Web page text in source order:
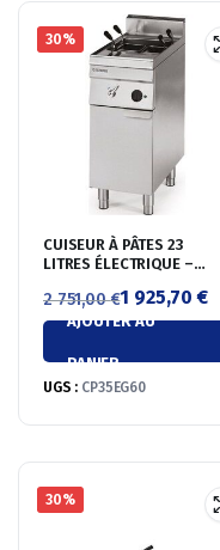
30%
CUISEUR À PÂTES 23
LITRES ÉLECTRIQUE –
2 751,00€
Le
prix
initial
751,00 €.
1 925,70€
Le
prix
actuel
925,70 €.
AJOUTER AU
PANIER
UGS : CP35EG60
30%